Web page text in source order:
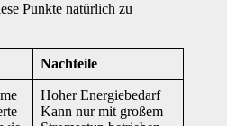
Punkte natürlich zu
Nachteile
Hoher Energiebedarf
Kann nur mit großem